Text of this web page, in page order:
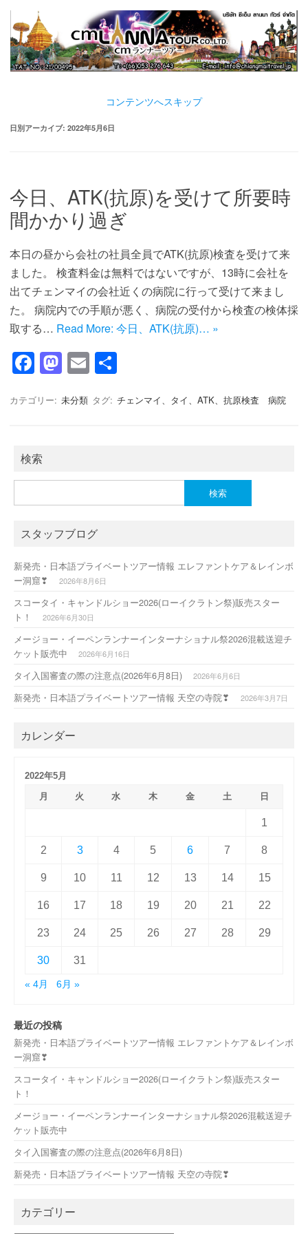
コンテンツへスキップ
日別アーカイブ: 2022年5月6日
今日、ATK(抗原)を受けて所要時
間かかり過ぎ
本日の昼から会社の社員全員でATK(抗原)検査を受けて来
ました。 検査料金は無料ではないですが、13時に会社を
出てチェンマイの会社近くの病院に行って受けて来まし
た。 病院内での手順が悪く、病院の受付から検査の検体採
取する… Read More: 今日、ATK(抗原)… »
F
c
b
o
M
st
o
E
ail
カテゴリー: 未分類 タグ: チェンマイ、タイ、ATK、抗原検査 病院
検索
索:
スタッフブログ
新発売・日本語プライベートツアー情報 エレファントケア＆レインボ
ー洞窟❣
2026年8月6日
スコータイ・キャンドルショー2026(ローイクラトン祭)販売スター
ト！
2026年6月30日
メージョー・イーペンランナーインターナショナル祭2026混載送迎チ
ケット販売中
2026年6月16日
タイ入国審査の際の注意点(2026年6月8日) 2026年6月6日
新発売・日本語プライベートツアー情報 天空の寺院❣ 2026年3月7日
カレンダー
2022年5月
月
火 水 木 金 土 日
1
2 3 4 5 6 7 8
9 10 11 12 13 14 15
16 17 18 19 20 21 22
23 24 25 26 27 28 29
30 31
« 4月 6月 »
最近の投稿
新発売・日本語プライベートツアー情報 エレファントケア＆レインボ
ー洞窟❣
スコータイ・キャンドルショー2026(ローイクラトン祭)販売スター
ト！
メージョー・イーペンランナーインターナショナル祭2026混載送迎チ
ケット販売中
タイ入国審査の際の注意点(2026年6月8日)
新発売・日本語プライベートツアー情報 天空の寺院❣
カテゴリー